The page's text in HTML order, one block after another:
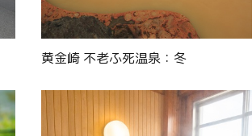
黄金崎 不老ふ死温泉：冬